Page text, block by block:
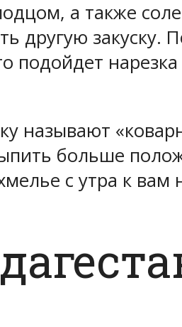
а также
другую закуску.
подойдет
называют
больше
с утра к вам